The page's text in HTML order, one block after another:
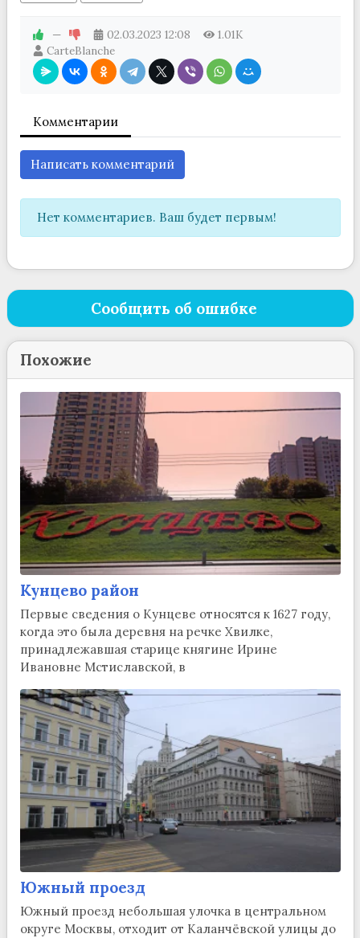
— 02.03.2023 12:08
1.01K
CarteBlanche
Комментарии
Написать комментарий
Нет комментариев. Ваш будет первым!
Сообщить об ошибке
Похожие
Кунцево район
Первые сведения о Кунцеве относятся к 1627 году,
когда это была деревня на речке Хвилке,
принадлежавшая старице княгине Ирине
Ивановне Мстиславской, в
Южный проезд
Южный проезд небольшая улочка в центральном
округе Москвы, отходит от Каланчёвской улицы до